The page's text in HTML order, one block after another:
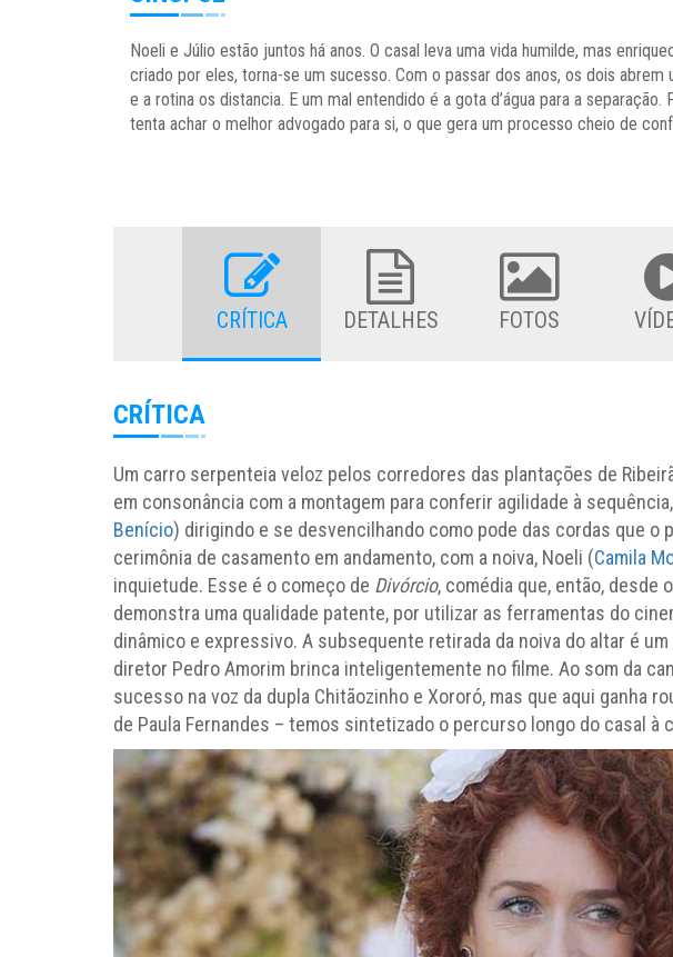
Noeli e Júlio estão juntos há anos. O casal leva uma vida humilde, mas
criado por eles, torna-se um sucesso. Com o passar dos anos, os dois abrem
e a rotina os distancia. E um mal entendido é a gota d’água para a
tenta achar o melhor advogado para si, o que gera um processo cheio de
CRÍTICA DETALHES FOTOS
CRÍTICA
Um carro serpenteia veloz pelos corredores das plantações de
em consonância com a montagem para conferir agilidade à
Benício) dirigindo e se desvencilhando como pode das cordas que o
cerimônia de casamento em andamento, com a noiva, Noeli (Camila
inquietude. Esse é o começo de Divórcio, comédia que, então, desde
demonstra uma qualidade patente, por utilizar as ferramentas do
dinâmico e expressivo. A subsequente retirada da noiva do altar é
diretor Pedro Amorim brinca inteligentemente no filme. Ao som da
sucesso na voz da dupla Chitãozinho e Xororó, mas que aqui ganha
de Paula Fernandes – temos sintetizado o percurso longo do casal à